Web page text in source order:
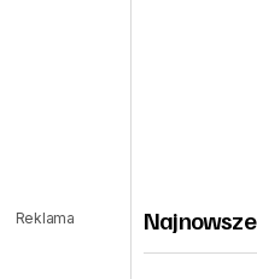
Reklama Najnowsze